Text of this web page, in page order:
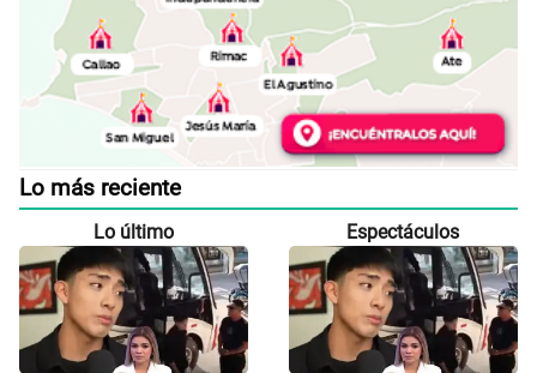
Lo más reciente
Lo último Espectáculos